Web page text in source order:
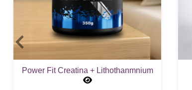
Kaia Mist Perfume Capilar